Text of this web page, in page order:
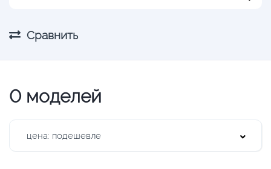
Сравнить
0 моделей
цена: подешевле